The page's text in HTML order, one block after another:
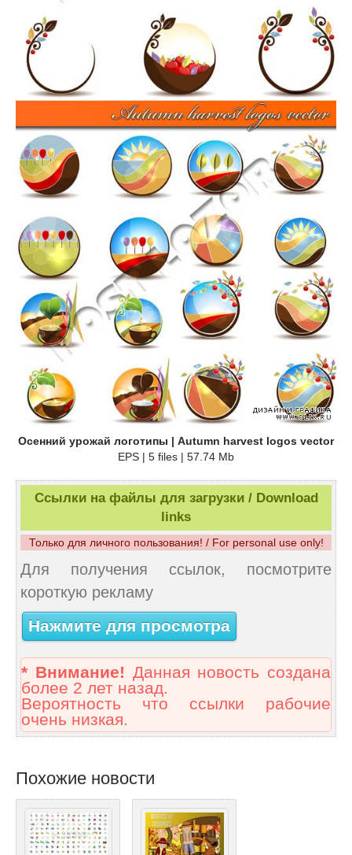
Осенний урожай логотипы | Autumn harvest logos vector
EPS | 5 files | 57.74 Mb
Ссылки на файлы для загрузки / Download
links
Только для личного пользования! / For personal use only!
Для получения ссылок, посмотрите
короткую рекламу
Нажмите для просмотра
* Внимание! Данная новость создана
более 2 лет назад.
Вероятность что ссылки рабочие
очень низкая.
Похожие новости